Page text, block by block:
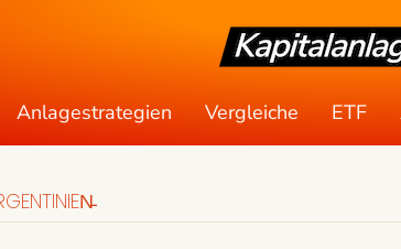
Anlagestrategien Vergleiche ETF